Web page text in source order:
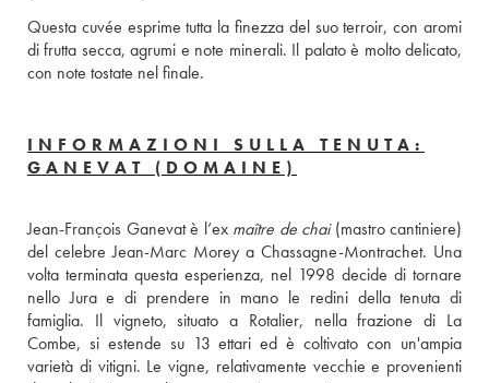
Questa cuvée esprime tutta la finezza del suo terroir, con aromi
di frutta secca, agrumi e note minerali. Il palato è molto delicato,
con note tostate nel finale.
INFORMAZIONI SULLA TENUTA:
GANEVAT (DOMAINE)
Jean-François Ganevat è l’ex maître de chai (mastro cantiniere)
del celebre Jean-Marc Morey a Chassagne-Montrachet. Una
volta terminata questa esperienza, nel 1998 decide di tornare
nello Jura e di prendere in mano le redini della tenuta di
famiglia. Il vigneto, situato a Rotalier, nella frazione di La
Combe, si estende su 13 ettari ed è coltivato con un'ampia
varietà di vitigni. Le vigne, relativamente vecchie e provenienti